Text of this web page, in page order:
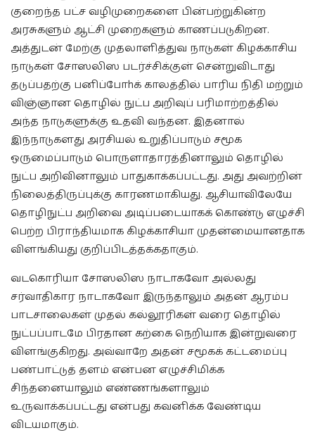
குறைந்த பட்ச வழிமுறைகளை பின்பற்றுகின்ற
அரசுகளும் ஆட்சி முறைகளும் காணப்படுகிறன.
அத்துடன் மேற்கு முதலாளித்துவ நாடுகள் கிழக்காசிய
நாடுகள் சோஸலிஸ படர்ச்சிக்குள் சென்றுவிடாது
தடுப்பதற்கு பனிப்போhக் காலத்தில் பாரிய நிதி மற்றும்
விஞ்ஞான தொழில் நுட்ப அறிவுப் பரிமாற்றத்தில்
அந்த நாடுகளுக்கு உதவி வந்தன. இதனால்
இந்நாடுகளது அரசியல் உறுதிப்பாடும் சமூக
ஒருமைப்பாடும் பொருளாதாரத்தினாலும் தொழில்
நுட்ப அறிவினாலும் பாதுகாக்கப்பட்டது. அது அவற்றின்
நிலைத்திருப்புக்கு காரணமாகியது. ஆசியாவிலேயே
தொழிநுட்ப அறிவை அடிப்படையாகக் கொண்டு எழுச்சி
பெற்ற பிராந்தியமாக கிழக்காசியா முதன்மையானதாக
விளங்கியது குறிப்பிடத்தக்கதாகும்.
வடகொரியா சோஸலிஸ நாடாகவோ அல்லது
சர்வாதிகார நாடாகவோ இருந்தாலும் அதன் ஆரம்ப
பாடசாலைகள் முதல் கல்லூரிகள் வரை தொழில்
நுட்பப்பாடமே பிரதான கற்கை நெறியாக இன்றுவரை
விளங்குகிறது. அவ்வாறே அதன் சமூகக் கட்டமைப்பு
பண்பாட்டுத் தளம் என்பன எழுச்சிமிக்க
சிந்தனையாலும் எண்ணங்களாலும்
உருவாக்கப்பட்டது என்பது கவனிக்க வேண்டிய
விடயமாகும்.